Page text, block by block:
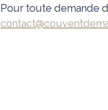
Pour toute demande